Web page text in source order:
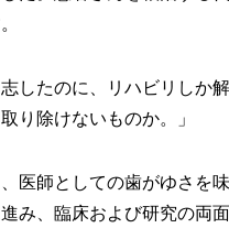
志したのに、リハビリし
り除けないものか。」
医師としての歯がゆさを
み、臨床および研究の両